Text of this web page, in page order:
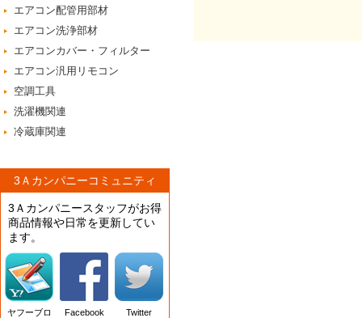
エアコン配管用部材
エアコン洗浄部材
エアコンカバー・フィルター
エアコン汎用リモコン
空調工具
洗濯機関連
冷蔵庫関連
3Ａカンパニーコミュニティ
3Ａカンパニースタッフがお得
商品情報や日常を更新してい
ます。
ヤフーブロ
Facebook Twitter